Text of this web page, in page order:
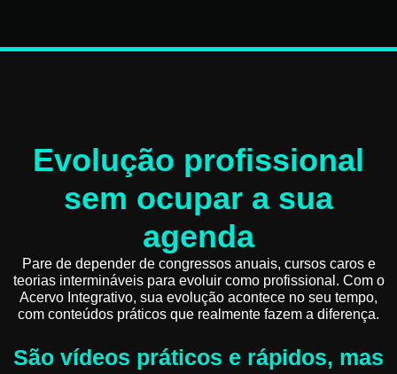
Evolução profissional
sem ocupar a sua
agenda
Pare de depender de congressos anuais, cursos caros e
teorias intermináveis para evoluir como profissional. Com o
Acervo Integrativo, sua evolução acontece no seu tempo,
com conteúdos práticos que realmente fazem a diferença.
São vídeos práticos e rápidos, mas